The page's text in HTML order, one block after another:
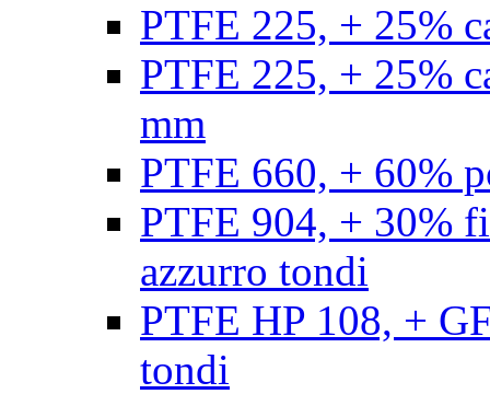
PTFE 225, + 25%
PTFE 225, + 25%
mm
PTFE 660, + 60%
PTFE 904, + 30%
azzurro tondi
PTFE HP 108, +
tondi